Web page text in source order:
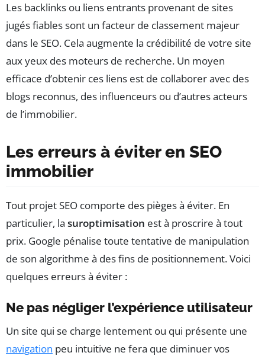
Les backlinks ou liens entrants provenant de sites
jugés fiables sont un facteur de classement majeur
dans le SEO. Cela augmente la crédibilité de votre site
aux yeux des moteurs de recherche. Un moyen
efficace d’obtenir ces liens est de collaborer avec des
blogs reconnus, des influenceurs ou d’autres acteurs
de l’immobilier.
Les erreurs à éviter en SEO
immobilier
Tout projet SEO comporte des pièges à éviter. En
particulier, la suroptimisation est à proscrire à tout
prix. Google pénalise toute tentative de manipulation
de son algorithme à des fins de positionnement. Voici
quelques erreurs à éviter :
Ne pas négliger l’expérience utilisateur
Un site qui se charge lentement ou qui présente une
navigation peu intuitive ne fera que diminuer vos